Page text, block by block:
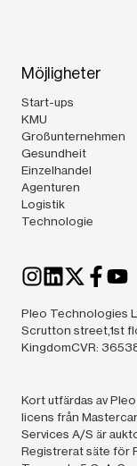
Möjligheter
Start-ups
KMU
Großunternehmen
Gesundheit
Einzelhandel
Agenturen
Logistik
Technologie
Pleo Technologies
Scrutton street,1st
KingdomCVR:
Kort utfärdas av
licens från
Services A/S är
Registrerat säte för